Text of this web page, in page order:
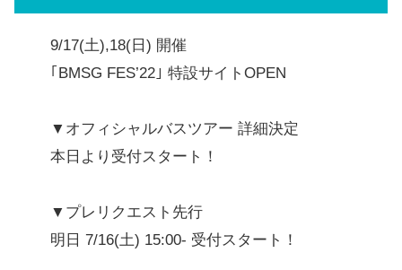
9/17(土),18(日) 開催
｢BMSG FES’22｣ 特設サイトOPEN
▼オフィシャルバスツアー 詳細決定
本日より受付スタート！
▼プレリクエスト先行
明日 7/16(土) 15:00- 受付スタート！